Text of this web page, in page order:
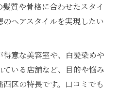
質や骨格に合わせたスタイ
ヘアスタイルを実現したい
意な美容室や、白髪染めや
ている店舗など、目的や悩み
区の特長です。口コミでも